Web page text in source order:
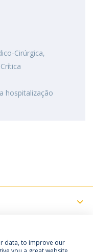
Cirúrgica,
hospitalização
data, to improve our